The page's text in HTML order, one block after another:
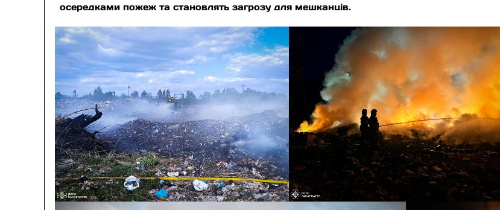
осередками пожеж та становлять загрозу для мешканців.